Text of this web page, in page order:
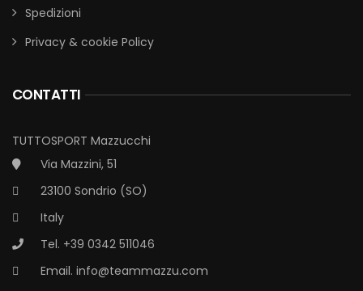
Spedizioni
Privacy & cookie Policy
CONTATTI
TUTTOSPORT Mazzucchi
Via Mazzini, 51
23100 Sondrio (SO)
Italy
Tel. +39 0342 511046
Email. info@teammazzu.com